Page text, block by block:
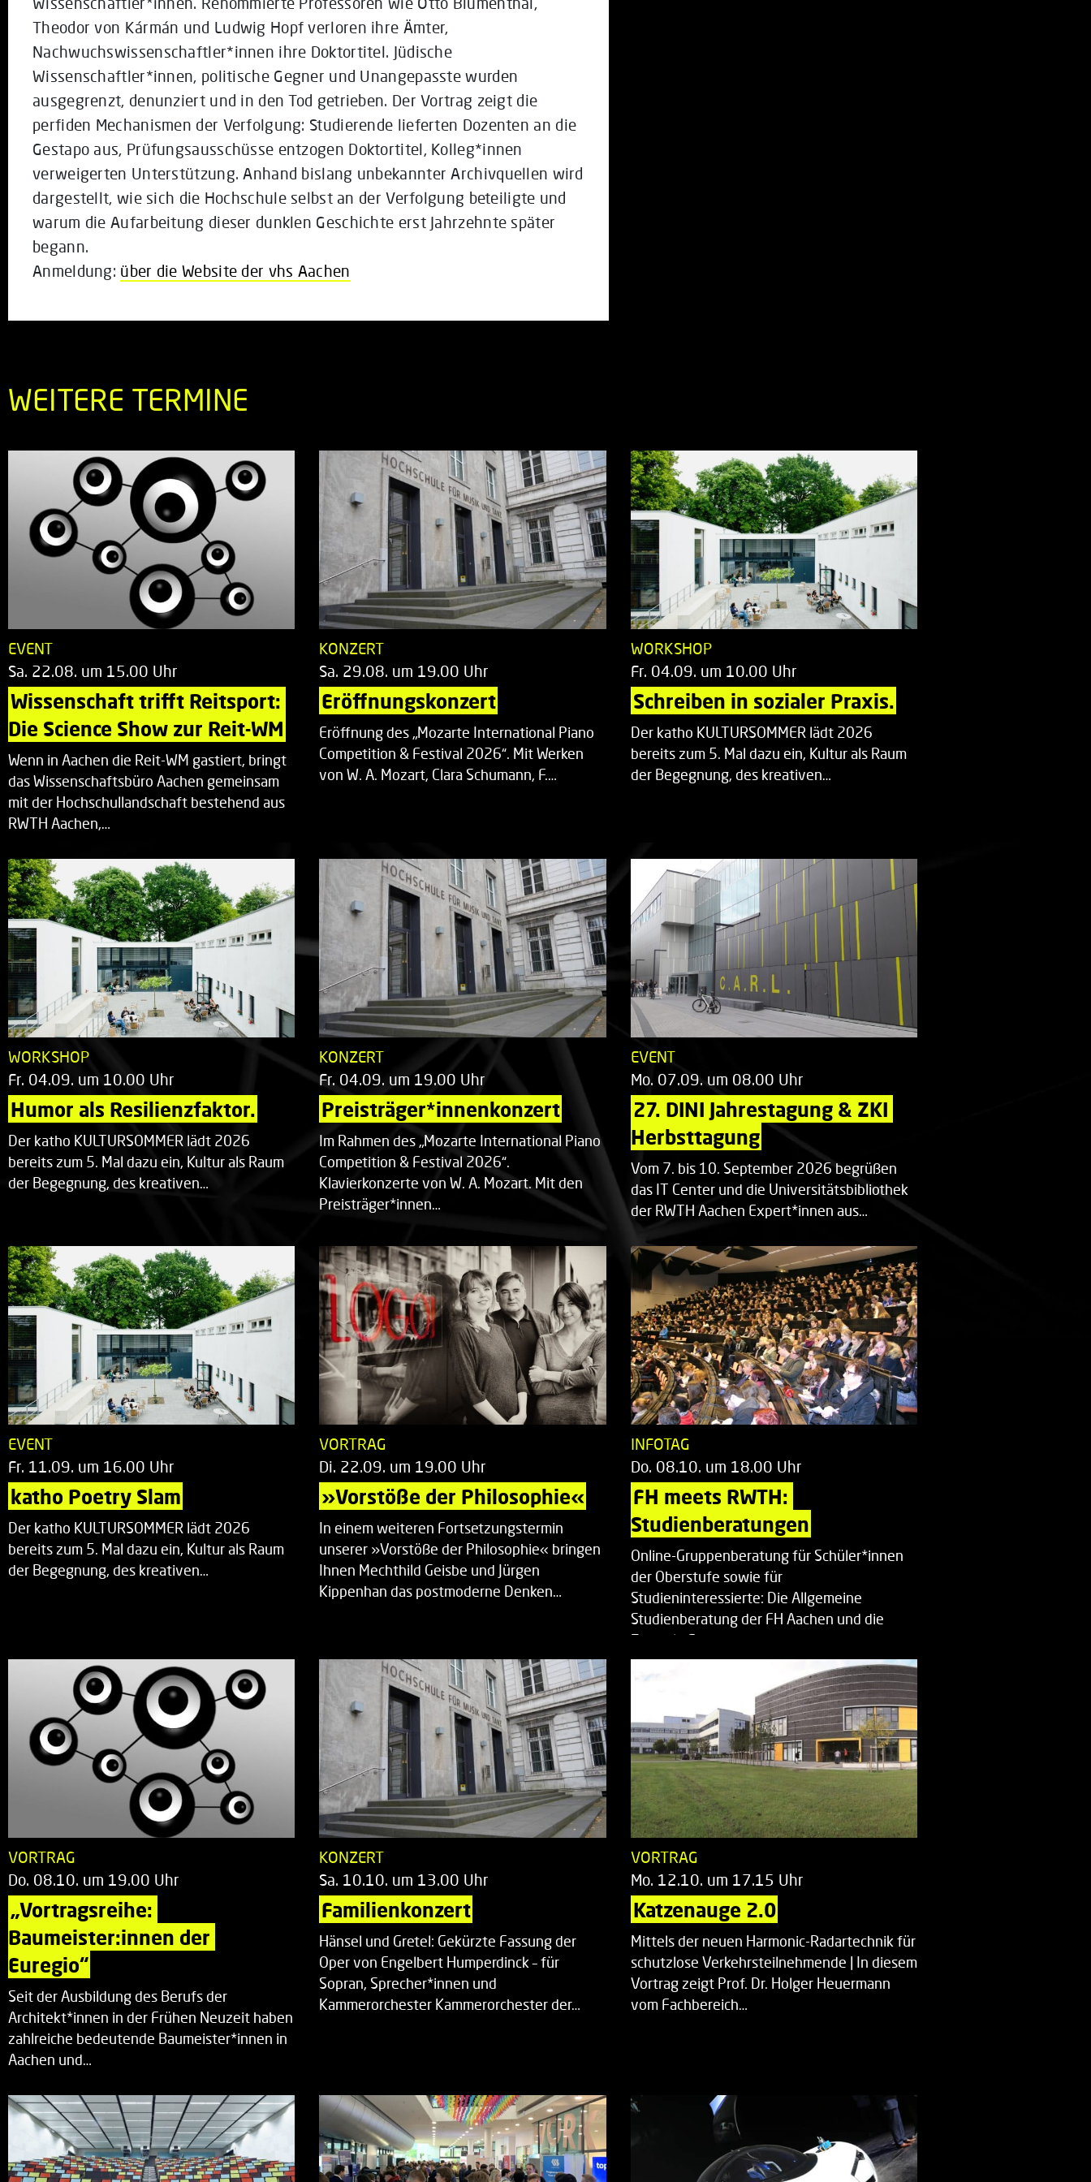
Theodor von Kármán und Ludwig Hopf verloren ihre Ämter,
Nachwuchswissenschaftler*innen ihre Doktortitel. Jüdische
Wissenschaftler*innen, politische Gegner und Unangepasste wurden
ausgegrenzt, denunziert und in den Tod getrieben. Der Vortrag zeigt die
perfiden Mechanismen der Verfolgung: Studierende lieferten Dozenten an die
Gestapo aus, Prüfungsausschüsse entzogen Doktortitel, Kolleg*innen
verweigerten Unterstützung. Anhand bislang unbekannter Archivquellen wird
dargestellt, wie sich die Hochschule selbst an der Verfolgung beteiligte und
warum die Aufarbeitung dieser dunklen Geschichte erst Jahrzehnte später
begann.
Anmeldung: über die Website der vhs Aachen
WEITERE TERMINE
EVENT
Sa. 22.08. um 15.00 Uhr
Wissenschaft trifft Reitsport:
Die Science Show zur Reit-WM
Wenn in Aachen die Reit-WM gastiert, bringt
das Wissenschaftsbüro Aachen gemeinsam
mit der Hochschullandschaft bestehend aus
RWTH Aachen,…
KONZERT
Sa. 29.08. um 19.00 Uhr
Eröffnungskonzert
Eröffnung des „Mozarte International Piano
Competition & Festival 2026“. Mit Werken
von W. A. Mozart, Clara Schumann, F.…
WORKSHOP
Fr. 04.09. um 10.00 Uhr
Schreiben in sozialer Praxis.
Der katho KULTURSOMMER lädt 2026
bereits zum 5. Mal dazu ein, Kultur als Raum
der Begegnung, des kreativen…
WORKSHOP
Fr. 04.09. um 10.00 Uhr
Humor als Resilienzfaktor.
Der katho KULTURSOMMER lädt 2026
bereits zum 5. Mal dazu ein, Kultur als Raum
der Begegnung, des kreativen…
KONZERT
Fr. 04.09. um 19.00 Uhr
Preisträger*innenkonzert
Im Rahmen des „Mozarte International Piano
Competition & Festival 2026“.
Klavierkonzerte von W. A. Mozart. Mit den
Preisträger*innen…
EVENT
Mo. 07.09. um 08.00 Uhr
27. DINI Jahrestagung & ZKI
Herbsttagung
Vom 7. bis 10. September 2026 begrüßen
das IT Center und die Universitätsbibliothek
der RWTH Aachen Expert*innen aus…
EVENT
Fr. 11.09. um 16.00 Uhr
katho Poetry Slam
Der katho KULTURSOMMER lädt 2026
bereits zum 5. Mal dazu ein, Kultur als Raum
der Begegnung, des kreativen…
VORTRAG
Di. 22.09. um 19.00 Uhr
»Vorstöße der Philosophie«
In einem weiteren Fortsetzungstermin
unserer »Vorstöße der Philosophie« bringen
Ihnen Mechthild Geisbe und Jürgen
Kippenhan das postmoderne Denken…
INFOTAG
Do. 08.10. um 18.00 Uhr
FH meets RWTH:
Studienberatungen
Online-Gruppenberatung für Schüler*innen
der Oberstufe sowie für
Studieninteressierte: Die Allgemeine
Studienberatung der FH Aachen und die
Zentrale Studienberatung…
VORTRAG
Do. 08.10. um 19.00 Uhr
„Vortragsreihe:
Baumeister:innen der
Euregio“
Seit der Ausbildung des Berufs der
Architekt*innen in der Frühen Neuzeit haben
zahlreiche bedeutende Baumeister*innen in
Aachen und…
KONZERT
Sa. 10.10. um 13.00 Uhr
Familienkonzert
Hänsel und Gretel: Gekürzte Fassung der
Oper von Engelbert Humperdinck – für
Sopran, Sprecher*innen und
Kammerorchester Kammerorchester der…
VORTRAG
Mo. 12.10. um 17.15 Uhr
Katzenauge 2.0
Mittels der neuen Harmonic-Radartechnik für
schutzlose Verkehrsteilnehmende | In diesem
Vortrag zeigt Prof. Dr. Holger Heuermann
vom Fachbereich…